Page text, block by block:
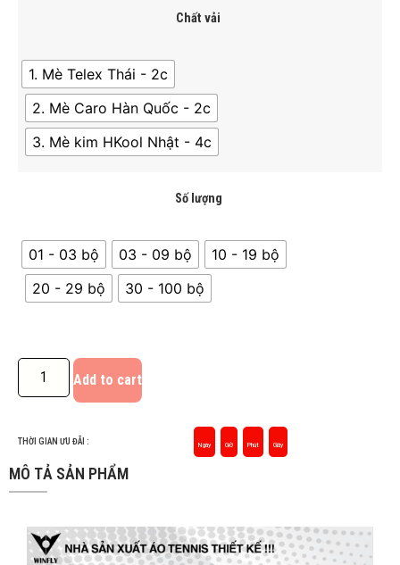
Chất vải
1. Mè Telex Thái - 2c
2. Mè Caro Hàn Quốc - 2c
3. Mè kim HKool Nhật - 4c
Số lượng
01 - 03 bộ 03 - 09 bộ
10 - 19 bộ
20 - 29 bộ
30 - 100 bộ
Add to cart
THỜI GIAN ƯU ĐÃI : Ngày Giờ Phút Giây
MÔ TẢ SẢN PHẨM